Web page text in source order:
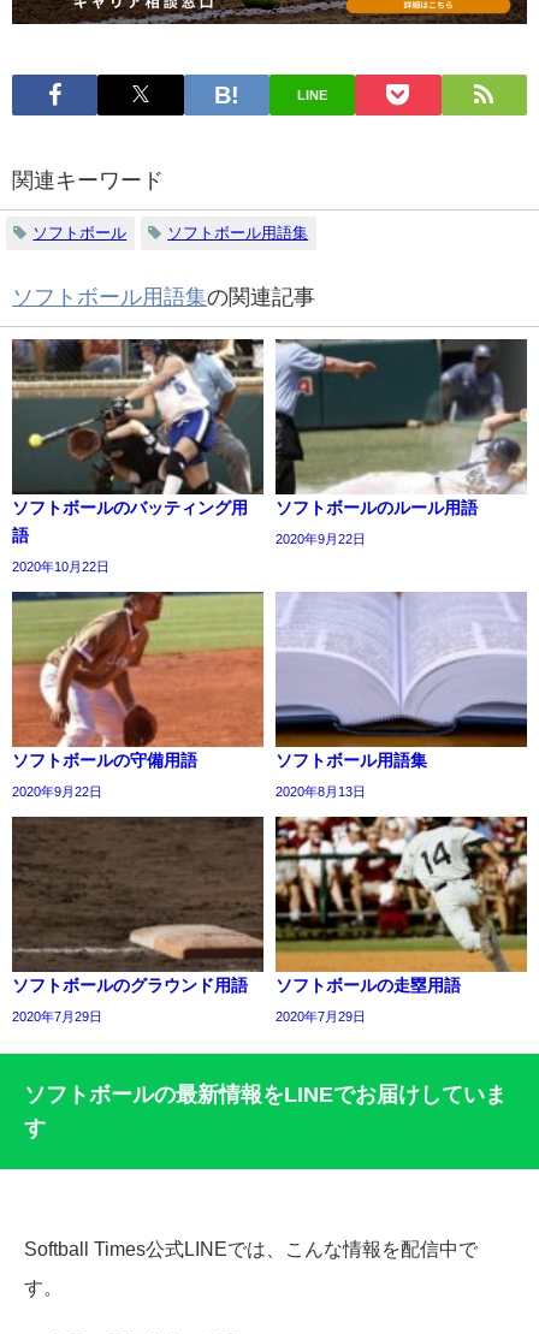
LINE
関連キーワード
ソフトボール ソフトボール用語集
ソフトボール用語集の関連記事
ソフトボールのバッティング用
語
2020年10月22日
ソフトボールのルール用語
2020年9月22日
ソフトボールの守備用語
2020年9月22日
ソフトボール用語集
2020年8月13日
ソフトボールのグラウンド用語
2020年7月29日
ソフトボールの走塁用語
2020年7月29日
ソフトボールの最新情報をLINEでお届けしていま
す
Softball Times公式LINEでは、こんな情報を配信中で
す。